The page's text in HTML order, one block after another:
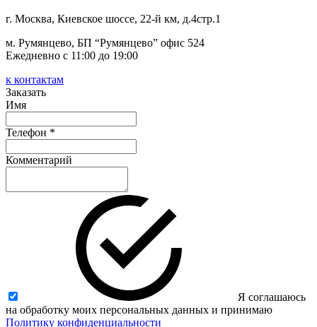
г. Москва, Киевское шоссе, 22-й км, д.4стр.1
м. Румянцево, БП “Румянцево” офис 524
Ежедневно с 11:00 до 19:00
к контактам
Заказать
Имя
Телефон *
Комментарий
Я соглашаюсь
на обработку моих персональных данных и принимаю
Политику конфиденциальности